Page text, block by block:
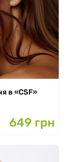
в «CSF»
649 грн